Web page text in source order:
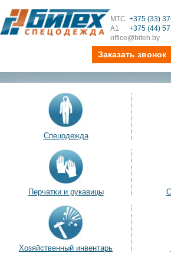
МТС +375 (33)
А1
+375 (44)
office@biteh.by
Заказать звонок
Спецодежда
Перчатки и рукавицы
Хозяйственный инвентарь